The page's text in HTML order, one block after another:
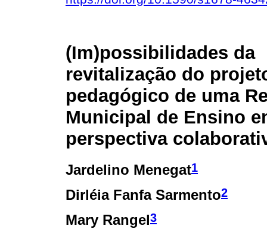
(Im)possibilidades da
revitalização do
pedagógico de uma
Municipal de Ensino
perspectiva
Jardelino Menegat1
Dirléia Fanfa Sarmento2
Mary Rangel3